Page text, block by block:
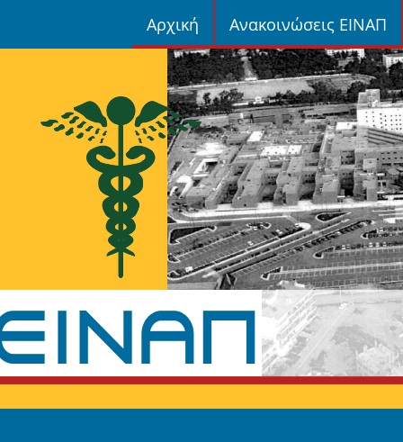
Αρχική Ανακοινώσεις ΕΙΝΑΠ